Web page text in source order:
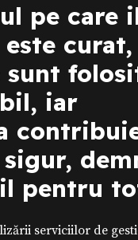
pe care
sunt
iar
pentru
serviciilor de